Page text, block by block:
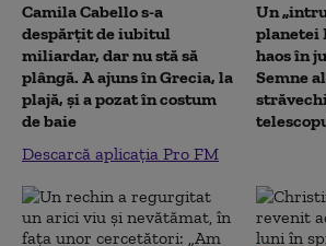
Camila Cabello s-a
despărțit de iubitul
miliardar, dar nu stă să
plângă. A ajuns în Grecia, la
plajă, și a pozat în costum
de baie
Descarcă aplicația Pro FM
Un
planetei
haos în
Semne